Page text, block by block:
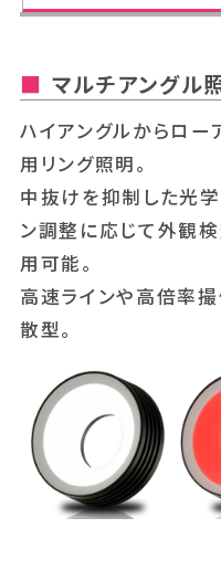
マルチアングル
ハイアングルからロー
用リング照明。
中抜けを抑制した光学
ン調整に応じて外観
用可能。
高速ラインや高倍率
散型。